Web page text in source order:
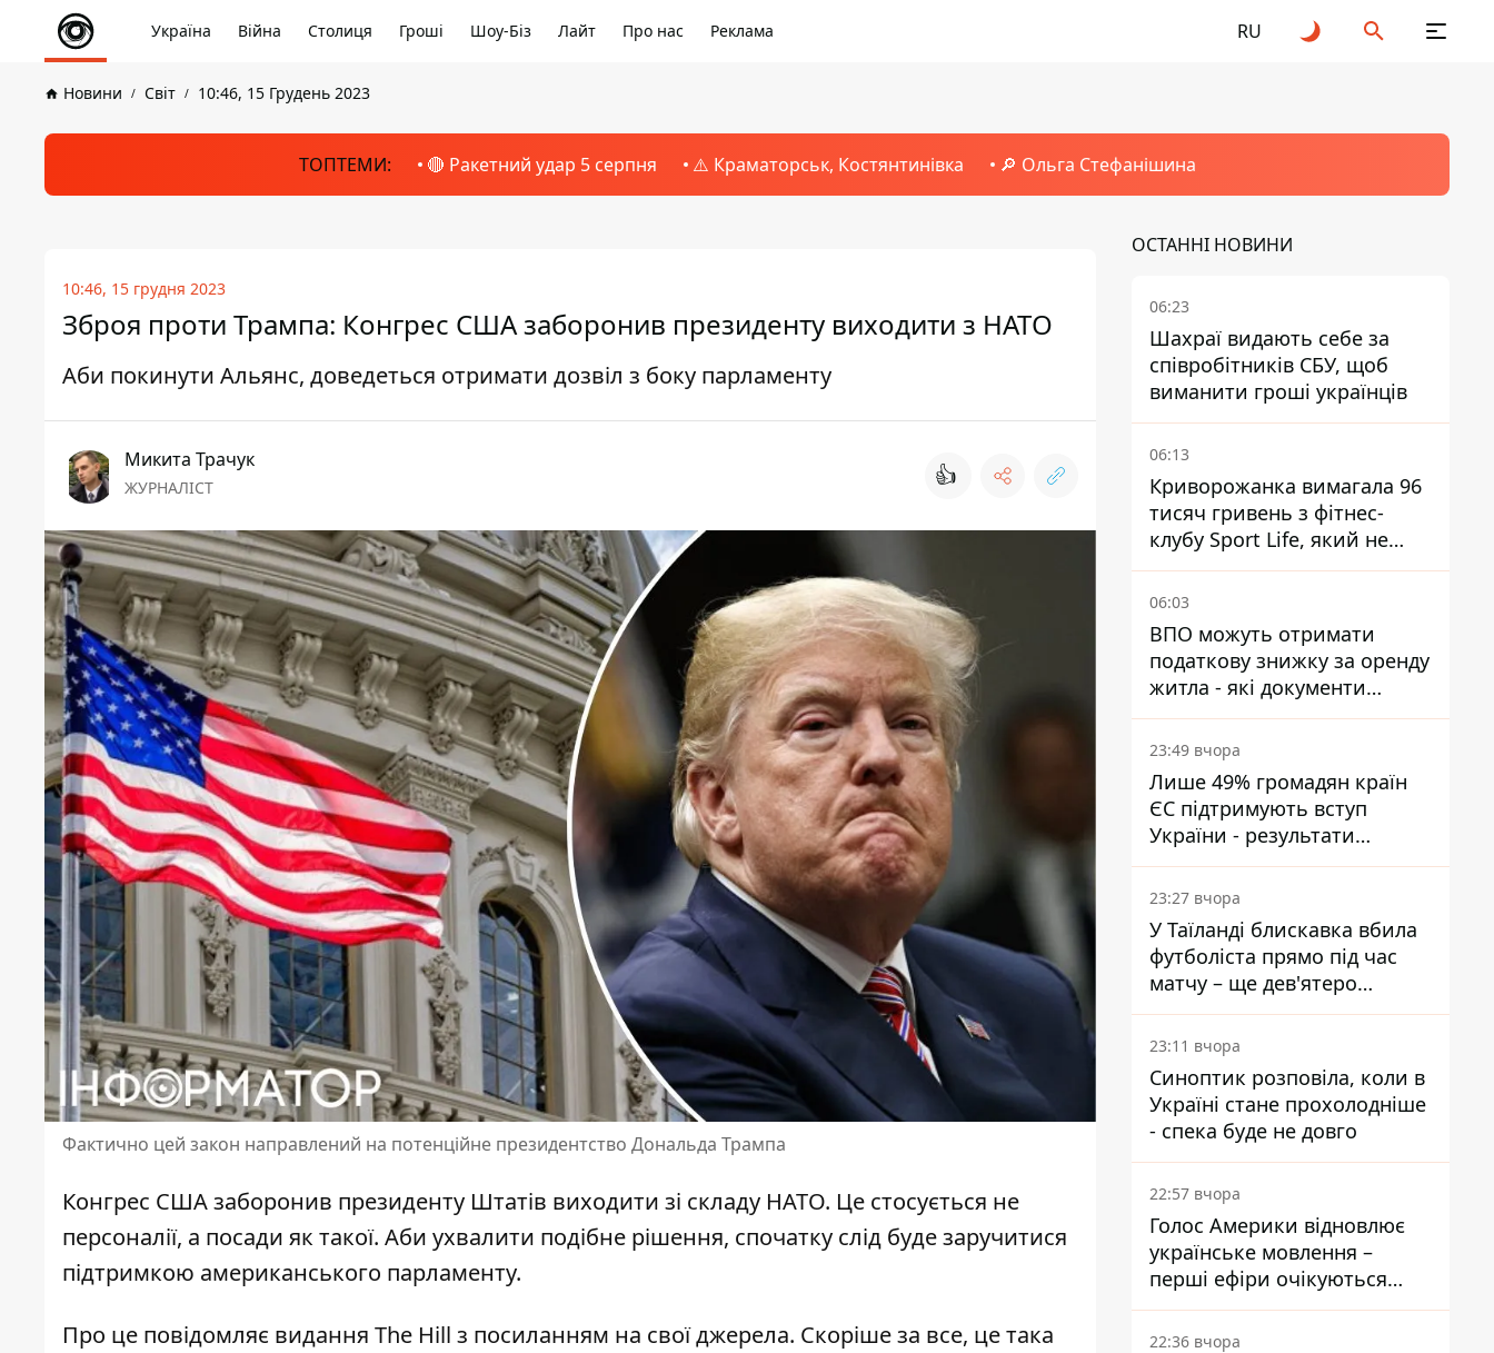
Україна Війна Столиця Гроші Шоу-Біз Лайт Про нас Реклама RU
Новини Світ 10:46, 15 Грудень 2023
ТОПТЕМИ: 🔴 Ракетний удар 5 серпня ⚠️ Краматорськ, Костянтинівка 🔎 Ольга Стефанішина
10:46, 15 грудня 2023
Зброя проти Трампа: Конгрес США заборонив президенту виходити з НАТО
Аби покинути Альянс, доведеться отримати дозвіл з боку парламенту
Микита Трачук
ЖУРНАЛІСТ 👍
Фактично цей закон направлений на потенційне президентство Дональда Трампа
Конгрес СШАзаборонив президенту Штатів виходити зі складу НАТО. Це стосується не
персоналії, а посади як такої. Аби ухвалити подібне рішення, спочатку слід буде заручитися
підтримкою американського парламенту.
Про це повідомляє видання The Hill з посиланням на свої джерела. Скоріше за все, це така
ОСТАННІ НОВИНИ
06:23
Шахраї видають себе за
співробітників СБУ, щоб
виманити гроші українців
06:13
Криворожанка вимагала 96
тисяч гривень з фітнес-
клубу Sport Life, який не
пускав її до басейну без
медичної довідки - рішення
06:03
ВПО можуть отримати
податкову знижку за оренду
житла - які документи
подати
23:49 вчора
Лише 49% громадян країн
ЄС підтримують вступ
України - результати
опитування
23:27 вчора
У Таїланді блискавка вбила
футболіста прямо під час
матчу – ще дев'ятеро
постраждали
23:11 вчора
Синоптик розповіла, коли в
Україні стане прохолодніше
- спека буде не довго
22:57 вчора
Голос Америки відновлює
українське мовлення –
перші ефіри очікуються
наступного тижня
22:36 вчора